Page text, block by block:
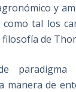
y
tal los
de
manera de